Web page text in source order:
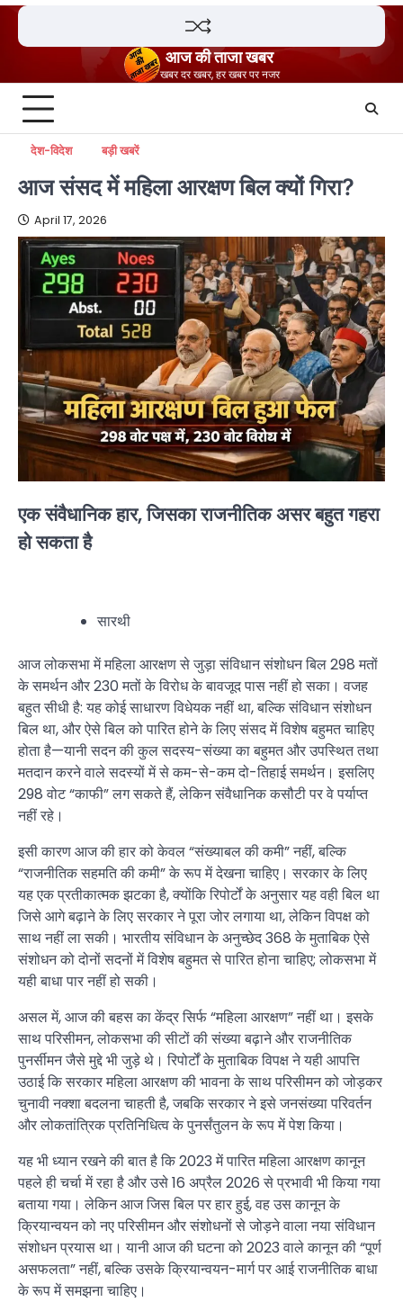
Skip
content
आज की ताजा खबर
खबर दर खबर, हर खबर पर नजर
देश-विदेश बड़ी खबरें
आज संसद में महिला आरक्षण बिल क्यों गिरा?
April 17, 2026
एक संवैधानिक हार, जिसका राजनीतिक असर बहुत गहरा
हो सकता है
सारथी
आज लोकसभा में महिला आरक्षण से जुड़ा संविधान संशोधन बिल 298 मतों
के समर्थन और 230 मतों के विरोध के बावजूद पास नहीं हो सका। वजह
बहुत सीधी है: यह कोई साधारण विधेयक नहीं था, बल्कि संविधान संशोधन
बिल था, और ऐसे बिल को पारित होने के लिए संसद में विशेष बहुमत चाहिए
होता है—यानी सदन की कुल सदस्य-संख्या का बहुमत और उपस्थित तथा
मतदान करने वाले सदस्यों में से कम-से-कम दो-तिहाई समर्थन। इसलिए
298 वोट “काफी” लग सकते हैं, लेकिन संवैधानिक कसौटी पर वे पर्याप्त
नहीं रहे।
इसी कारण आज की हार को केवल “संख्याबल की कमी” नहीं, बल्कि
“राजनीतिक सहमति की कमी” के रूप में देखना चाहिए। सरकार के लिए
यह एक प्रतीकात्मक झटका है, क्योंकि रिपोर्टों के अनुसार यह वही बिल था
जिसे आगे बढ़ाने के लिए सरकार ने पूरा जोर लगाया था, लेकिन विपक्ष को
साथ नहीं ला सकी। भारतीय संविधान के अनुच्छेद 368 के मुताबिक ऐसे
संशोधन को दोनों सदनों में विशेष बहुमत से पारित होना चाहिए; लोकसभा में
यही बाधा पार नहीं हो सकी।
असल में, आज की बहस का केंद्र सिर्फ “महिला आरक्षण” नहीं था। इसके
साथ परिसीमन, लोकसभा की सीटों की संख्या बढ़ाने और राजनीतिक
पुनर्सीमन जैसे मुद्दे भी जुड़े थे। रिपोर्टों के मुताबिक विपक्ष ने यही आपत्ति
उठाई कि सरकार महिला आरक्षण की भावना के साथ परिसीमन को जोड़कर
चुनावी नक्शा बदलना चाहती है, जबकि सरकार ने इसे जनसंख्या परिवर्तन
और लोकतांत्रिक प्रतिनिधित्व के पुनर्संतुलन के रूप में पेश किया।
यह भी ध्यान रखने की बात है कि 2023 में पारित महिला आरक्षण कानून
पहले ही चर्चा में रहा है और उसे 16 अप्रैल 2026 से प्रभावी भी किया गया
बताया गया। लेकिन आज जिस बिल पर हार हुई, वह उस कानून के
क्रियान्वयन को नए परिसीमन और संशोधनों से जोड़ने वाला नया संविधान
संशोधन प्रयास था। यानी आज की घटना को 2023 वाले कानून की “पूर्ण
असफलता” नहीं, बल्कि उसके क्रियान्वयन-मार्ग पर आई राजनीतिक बाधा
के रूप में समझना चाहिए।